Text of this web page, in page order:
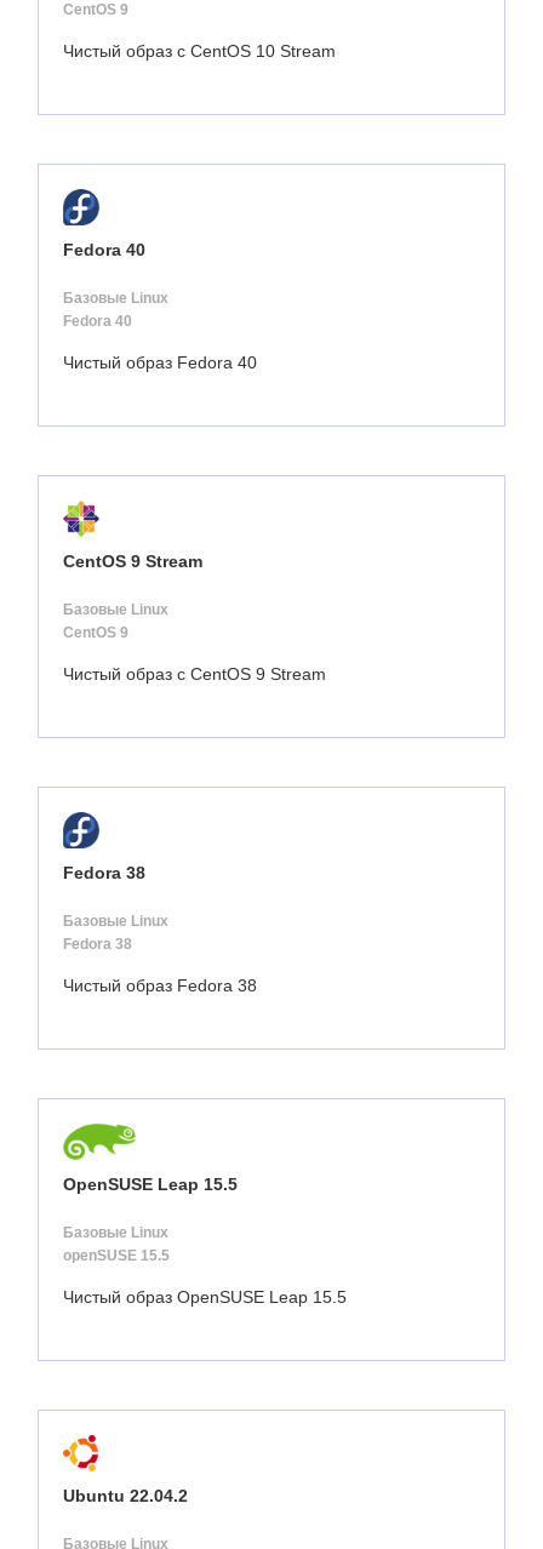
CentOS 9
Чистый образ с CentOS 10 Stream
Fedora 40
Базовые Linux
Fedora 40
Чистый образ Fedora 40
CentOS 9 Stream
Базовые Linux
CentOS 9
Чистый образ с CentOS 9 Stream
Fedora 38
Базовые Linux
Fedora 38
Чистый образ Fedora 38
OpenSUSE Leap 15.5
Базовые Linux
openSUSE 15.5
Чистый образ OpenSUSE Leap 15.5
Ubuntu 22.04.2
Базовые Linux